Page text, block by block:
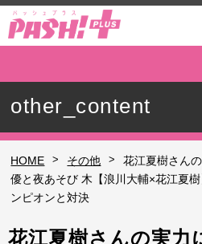
other_content
HOME > その他 >
花江夏樹さん
優と夜あそび 木【浪川大輔×花江夏
ンピオンと対決
花江夏樹さんの実力